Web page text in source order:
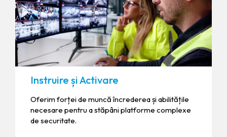
Instruire și Activare
Oferim forței de muncă încrederea și abilitățile
necesare pentru a stăpâni platforme complexe
de securitate.